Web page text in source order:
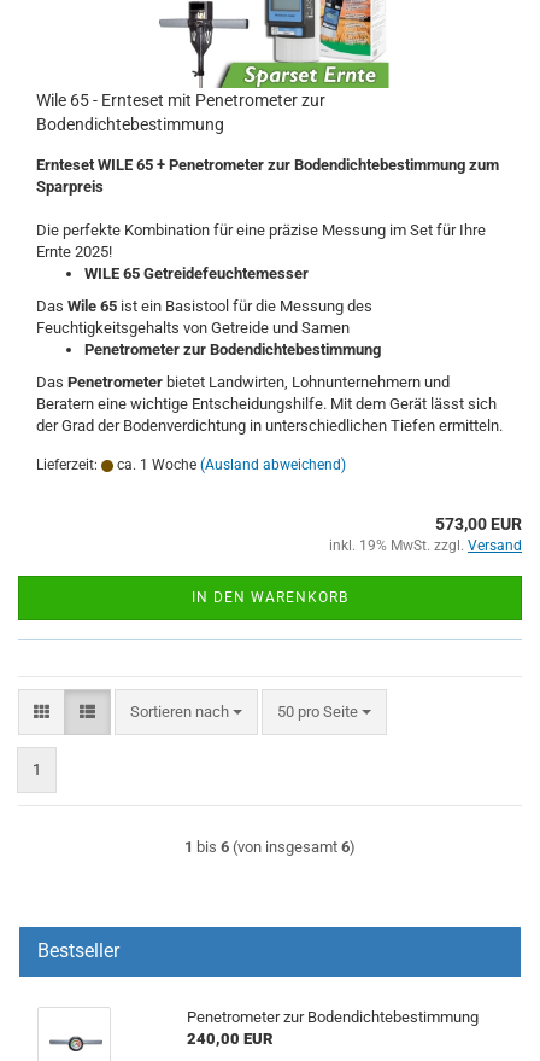
Wile 65 - Ernteset mit Penetrometer zur
Bodendichtebestimmung
Ernteset WILE 65 + Penetrometer zur Bodendichtebestimmung zum
Sparpreis
Die perfekte Kombination für eine präzise Messung im Set für Ihre
Ernte 2025!
WILE 65 Getreidefeuchtemesser
Das Wile 65 ist ein Basistool für die Messung des
Feuchtigkeitsgehalts von Getreide und Samen
Penetrometer zur Bodendichtebestimmung
Das Penetrometer bietet Landwirten, Lohnunternehmern und
Beratern eine wichtige Entscheidungshilfe. Mit dem Gerät lässt sich
der Grad der Bodenverdichtung in unterschiedlichen Tiefen ermitteln.
Lieferzeit: ca. 1 Woche (Ausland abweichend)
573,00 EUR
inkl. 19% MwSt. zzgl. Versand
IN DEN WARENKORB
Sortieren nach
Sortieren nach 50 pro Seite
pro Seite
1
1 bis 6 (von insgesamt 6)
Bestseller
Penetrometer zur Bodendichtebestimmung
240,00 EUR